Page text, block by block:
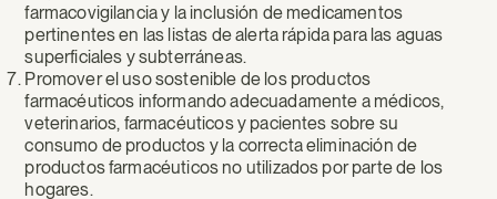
farmacovigilancia y la inclusión de medicamentos
pertinentes en las listas de alerta rápida para las aguas
superficiales y subterráneas.
Promover el uso sostenible de los productos
farmacéuticos informando adecuadamente a médicos,
veterinarios, farmacéuticos y pacientes sobre su
consumo de productos y la correcta eliminación de
productos farmacéuticos no utilizados por parte de los
hogares.